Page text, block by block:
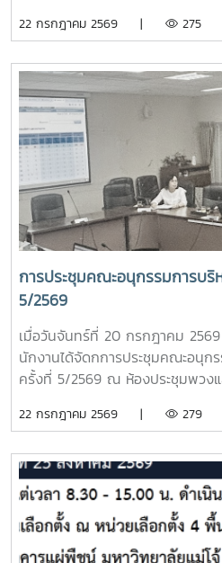
ยังได้ร่วมกิจกรรมแลกเปลี่ยนเรียนรู้
ทางการเงินหลังเกษียณสำหรับบุค
เพื่อเสริมสร้างความรู้และทักษะที่เป็
และการดำเนินชีวิตของบุคลากรใ
: ที่ประชุมประธานสภาอาจารย์มหาวิ
ปอมท.
โครงการขับเคลื่อนจริยธรรมของบุ
การปรับปรุงข้อบังคับ และระเบียบ
เรื่อง ปัญหารถไฟฟ้าไม่เพียงพอต่อก
เรื่อง ปัญหามิจฉาชีพหลอกโอนเงิ
รายรับของกองทุนเงินชดเชยข้อมูล
มหาวิทยาลัย ผลกระทบที่กับพนักง
หน่วยงาน- กรณีศึกษาเบี้ยประกันชี
สภาพนักงาน มหาวิทยาลัยแม่โจ้ แ
22 กรกฎาคม 2569 | 275
การประชุมคณะอนุกรรมการบ
5/2569
เมื่อวันจันทร์ที่ 20 กรกฎาคม
นักงานได้จัดกการประชุมคณะอนุก
ครั้งที่ 5/2569 ณ ห้องประชุมพวง
จริยธรรมของบุคลากรมหาวิทยาลัย
ข้อบังคับ และระเบียบของมหาวิทย
รถไฟฟ้าไม่เพียงพอต่อการให้บริก
มิจฉาชีพหลอกโอนเงินจองหอพักนั
ของกองทุนเงินชดเชย การปรับฐาน
มหาวิทยาลัย กรณีศึกษาเบี้ยประกัน
22 กรกฎาคม 2569 | 279